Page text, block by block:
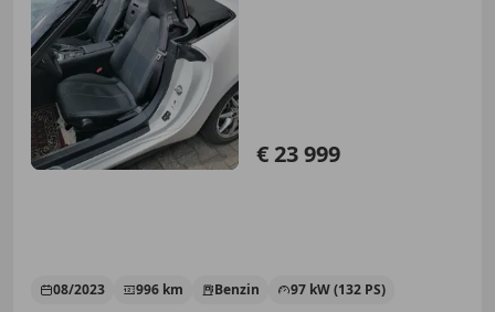
€ 23 999
08/2023 996 km Benzin 97 kW (132 PS)